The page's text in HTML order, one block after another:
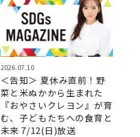
2026.07.10
＜告知＞ 夏休み直前！野
菜と米ぬかから生まれた
『おやさいクレヨン』が育
む、子どもたちへの食育と
未来 7/12(日)放送